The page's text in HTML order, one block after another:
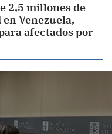
2,5 millones de
Venezuela,
afectados por